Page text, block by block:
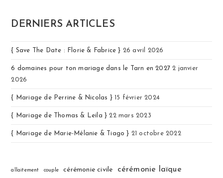
DERNIERS ARTICLES
{ Save The Date : Florie & Fabrice } 26 avril 2026
6 domaines pour ton mariage dans le Tarn en 2027 2 janvier
2026
{ Mariage de Perrine & Nicolas } 15 février 2024
{ Mariage de Thomas & Leila } 22 mars 2023
{ Mariage de Marie-Mélanie & Tiago } 21 octobre 2022
allaitement couple cérémonie civile cérémonie laïque